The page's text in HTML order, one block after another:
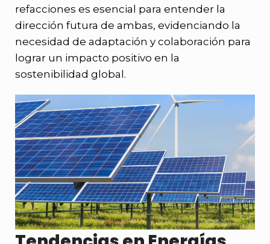
refacciones es esencial para entender la
dirección futura de ambas, evidenciando la
necesidad de adaptación y colaboración para
lograr un impacto positivo en la
sostenibilidad global.